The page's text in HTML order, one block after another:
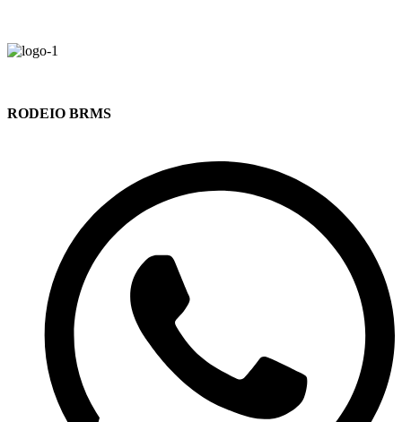
RODEIO BRMS